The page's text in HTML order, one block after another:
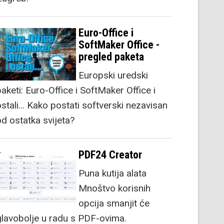
Euro-Office i
SoftMaker Office -
pregled paketa
Europski uredski
Euro-Office i SoftMaker Office i
Kako postati softverski nezavisan
ostatka svijeta?
PDF24 Creator
Puna kutija alata
Mnoštvo korisnih
opcija smanjit će
u radu s PDF-ovima.